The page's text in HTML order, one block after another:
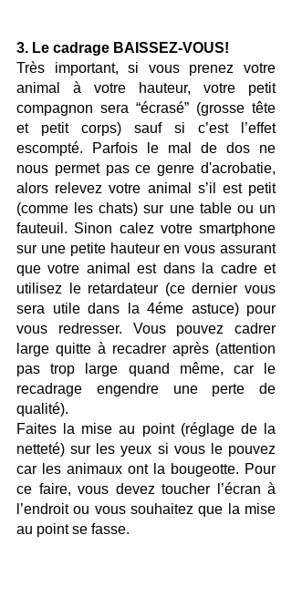
3. Le cadrage BAISSEZ-VOUS!
Très important, si vous prenez votre
animal à votre hauteur, votre petit
compagnon sera “écrasé” (grosse tête
et petit corps) sauf si c’est l’effet
escompté. Parfois le mal de dos ne
nous permet pas ce genre d'acrobatie,
alors relevez votre animal s’il est petit
(comme les chats) sur une table ou un
fauteuil. Sinon calez votre smartphone
sur une petite hauteur en vous assurant
que votre animal est dans la cadre et
utilisez le retardateur (ce dernier vous
sera utile dans la 4éme astuce) pour
vous redresser. Vous pouvez cadrer
large quitte à recadrer après (attention
pas trop large quand même, car le
recadrage engendre une perte de
qualité).
Faites la mise au point (réglage de la
netteté) sur les yeux si vous le pouvez
car les animaux ont la bougeotte. Pour
ce faire, vous devez toucher l’écran à
l’endroit ou vous souhaitez que la mise
au point se fasse.